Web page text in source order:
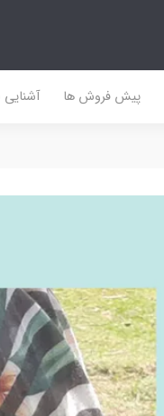
پیش فروش ها آشنایی